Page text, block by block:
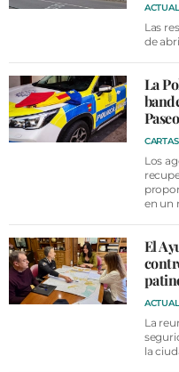
Las
de
La
Los
en un
El
La
la